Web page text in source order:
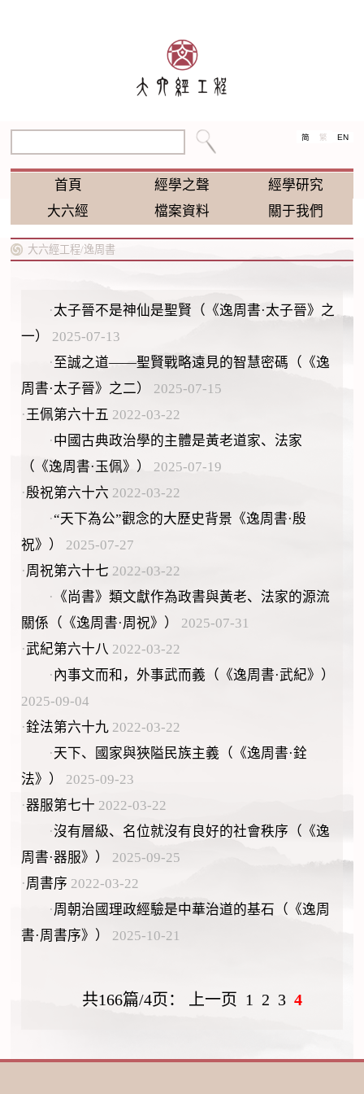
简 繁 EN
首頁 經學之聲
經學研究
大六經
檔案資料 關于我們
大六經工程/逸周書
·太子晉不是神仙是聖賢（《逸周書·太子晉》之
一）
2025-07-13
·至誠之道——聖賢戰略遠見的智慧密碼（《逸
周書·太子晉》之二）
2025-07-15
·王佩第六十五 2022-03-22
·中國古典政治學的主體是黃老道家、法家
（《逸周書·玉佩》）
2025-07-19
·殷祝第六十六 2022-03-22
·“天下為公”觀念的大歷史背景《逸周書·殷
祝》）
2025-07-27
·周祝第六十七 2022-03-22
· 《尚書》類文獻作為政書與黃老、法家的源流
關係（《逸周書·周祝》）
2025-07-31
·武紀第六十八 2022-03-22
·內事文而和，外事武而義（《逸周書·武紀》）
2025-09-04
·銓法第六十九 2022-03-22
·天下、國家與狹隘民族主義（《逸周書·銓
法》）
2025-09-23
·器服第七十 2022-03-22
·沒有層級、名位就沒有良好的社會秩序（《逸
周書·器服》）
2025-09-25
·周書序 2022-03-22
·周朝治國理政經驗是中華治道的基石（《逸周
書·周書序》）
2025-10-21
共166篇/4页： 上一页 1 2 3 4